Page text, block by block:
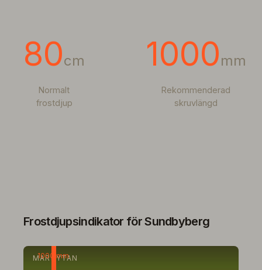
80cm
Normalt
frostdjup
1000mm
Rekommenderad
skruvlängd
Frostdjupsindikator för Sundbyberg
MARKYTAN
1000 mm